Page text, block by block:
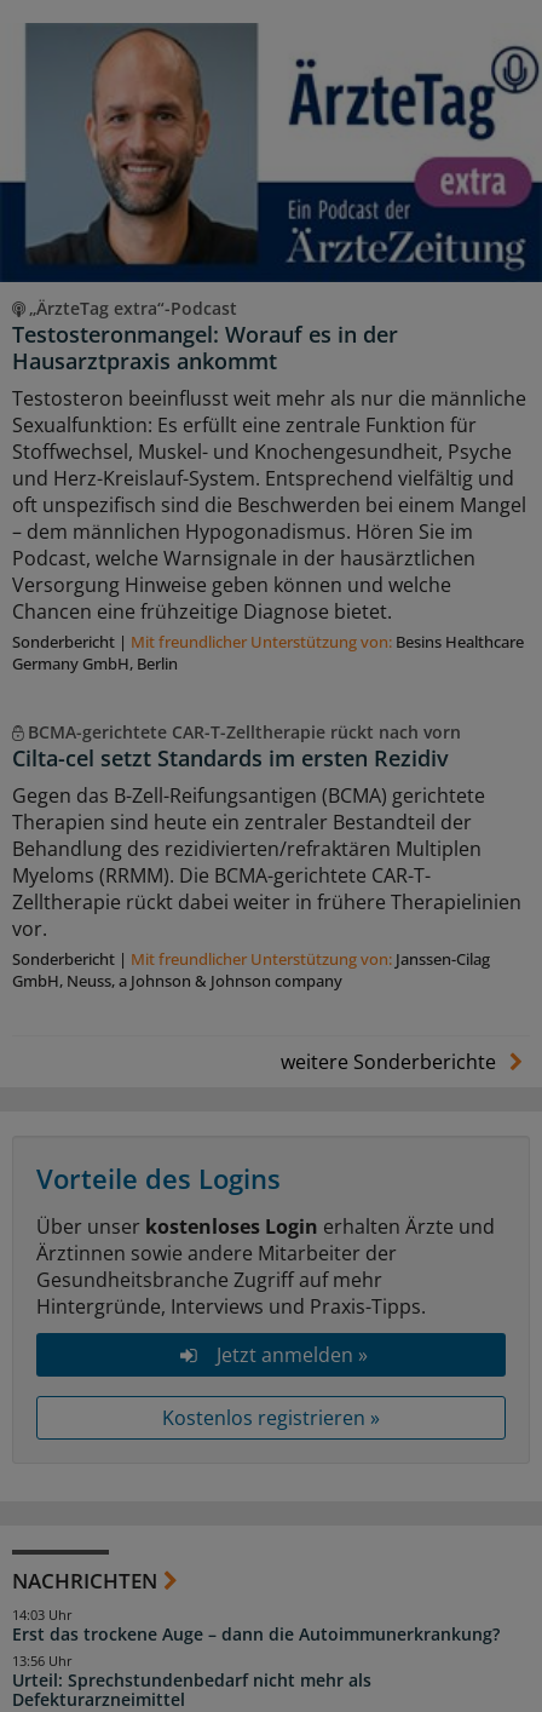
„ÄrzteTag extra“-Podcast
Testosteronmangel: Worauf es in der
Hausarztpraxis ankommt
Testosteron beeinflusst weit mehr als nur die männliche
Sexualfunktion: Es erfüllt eine zentrale Funktion für
Stoffwechsel, Muskel- und Knochengesundheit, Psyche
und Herz-Kreislauf-System. Entsprechend vielfältig und
oft unspezifisch sind die Beschwerden bei einem Mangel
– dem männlichen Hypogonadismus. Hören Sie im
Podcast, welche Warnsignale in der hausärztlichen
Versorgung Hinweise geben können und welche
Chancen eine frühzeitige Diagnose bietet.
Sonderbericht | Mit freundlicher Unterstützung von: Besins Healthcare
Germany GmbH, Berlin
BCMA-gerichtete CAR-T-Zelltherapie rückt nach vorn
Cilta-cel setzt Standards im ersten Rezidiv
Gegen das B-Zell-Reifungsantigen (BCMA) gerichtete
Therapien sind heute ein zentraler Bestandteil der
Behandlung des rezidivierten/refraktären Multiplen
Myeloms (RRMM). Die BCMA-gerichtete CAR-T-
Zelltherapie rückt dabei weiter in frühere Therapielinien
vor.
Sonderbericht | Mit freundlicher Unterstützung von: Janssen-Cilag
GmbH, Neuss, a Johnson & Johnson company
weitere Sonderberichte
Vorteile des Logins
Über unser kostenloses Login erhalten Ärzte und
Ärztinnen sowie andere Mitarbeiter der
Gesundheitsbranche Zugriff auf mehr
Hintergründe, Interviews und Praxis-Tipps.
Jetzt anmelden »
Kostenlos registrieren »
NACHRICHTEN
Erst das trockene Auge – dann die Autoimmunerkrankung?
14:03 Uhr
Urteil: Sprechstundenbedarf nicht mehr als
Defekturarzneimittel
13:56 Uhr